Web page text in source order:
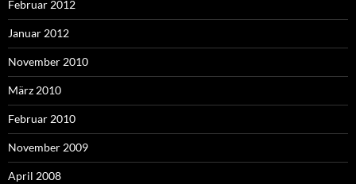
Februar 2012
Januar 2012
November 2010
März 2010
Februar 2010
November 2009
April 2008